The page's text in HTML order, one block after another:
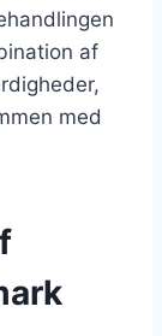
af
med